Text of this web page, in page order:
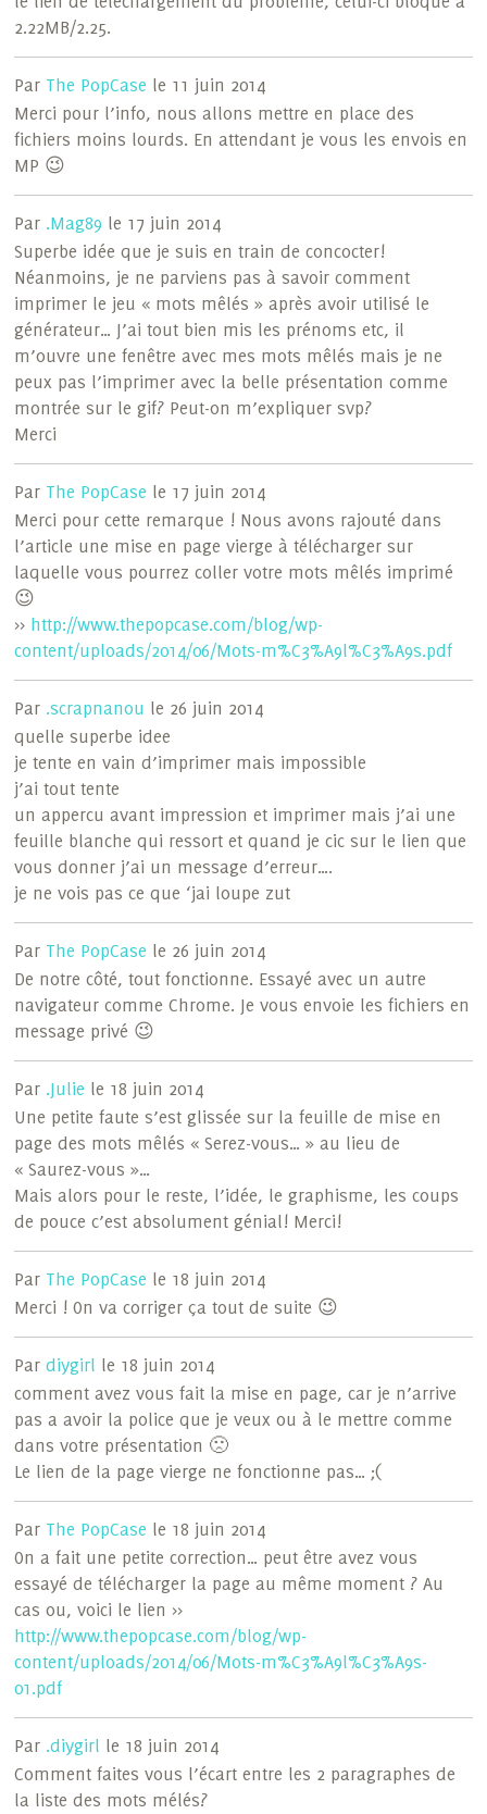
2.22MB/2.25.
Par The PopCase le 11 juin 2014
Merci pour l’info, nous allons mettre en place des
fichiers moins lourds. En attendant je vous les envois en
MP 😉
Par .Mag89 le 17 juin 2014
Superbe idée que je suis en train de concocter!
Néanmoins, je ne parviens pas à savoir comment
imprimer le jeu « mots mêlés » après avoir utilisé le
générateur… J’ai tout bien mis les prénoms etc, il
m’ouvre une fenêtre avec mes mots mêlés mais je ne
peux pas l’imprimer avec la belle présentation comme
montrée sur le gif? Peut-on m’expliquer svp?
Merci
Par The PopCase le 17 juin 2014
Merci pour cette remarque ! Nous avons rajouté dans
l’article une mise en page vierge à télécharger sur
laquelle vous pourrez coller votre mots mêlés imprimé
😉
>> http://www.thepopcase.com/blog/wp-
content/uploads/2014/06/Mots-m%C3%A9l%C3%A9s.pdf
Par .scrapnanou le 26 juin 2014
quelle superbe idee
je tente en vain d’imprimer mais impossible
j’ai tout tente
un appercu avant impression et imprimer mais j’ai une
feuille blanche qui ressort et quand je cic sur le lien que
vous donner j’ai un message d’erreur….
je ne vois pas ce que ‘jai loupe zut
Par The PopCase le 26 juin 2014
De notre côté, tout fonctionne. Essayé avec un autre
navigateur comme Chrome. Je vous envoie les fichiers en
message privé 😉
Par .Julie le 18 juin 2014
Une petite faute s’est glissée sur la feuille de mise en
page des mots mêlés « Serez-vous… » au lieu de
« Saurez-vous »…
Mais alors pour le reste, l’idée, le graphisme, les coups
de pouce c’est absolument génial! Merci!
Par The PopCase le 18 juin 2014
Merci ! On va corriger ça tout de suite 😉
Pardiygirl le 18 juin 2014
comment avez vous fait la mise en page, car je n’arrive
pas a avoir la police que je veux ou à le mettre comme
dans votre présentation 🙁
Le lien de la page vierge ne fonctionne pas… ;(
Par The PopCase le 18 juin 2014
On a fait une petite correction… peut être avez vous
essayé de télécharger la page au même moment ? Au
cas ou, voici le lien >>
http://www.thepopcase.com/blog/wp-
content/uploads/2014/06/Mots-m%C3%A9l%C3%A9s-
01.pdf
Par .diygirl le 18 juin 2014
Comment faites vous l’écart entre les 2 paragraphes de
la liste des mots mélés?